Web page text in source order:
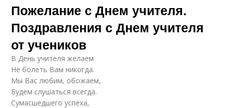
Пожелание с Днем учителя.
Поздравления с Днем учителя
от учеников
В День учителя желаем
Не болеть Вам никогда.
Мы Вас любим, обожаем,
Будем слушаться всегда.
Сумасшедшего успеха,